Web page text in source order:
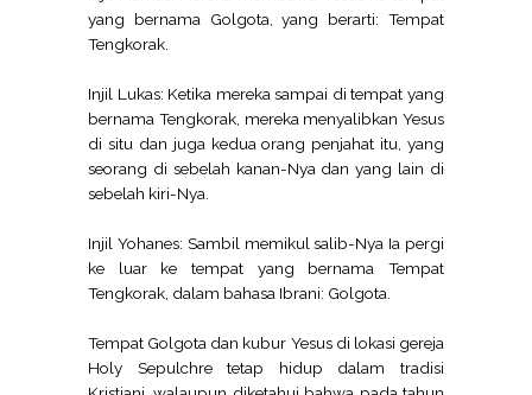
yang bernama Golgota, yang berarti: Tempat
Tengkorak.
Injil Lukas: Ketika mereka sampai di tempat yang
bernama Tengkorak, mereka menyalibkan Yesus
di situ dan juga kedua orang penjahat itu, yang
seorang di sebelah kanan-Nya dan yang lain di
sebelah kiri-Nya.
Injil Yohanes: Sambil memikul salib-Nya Ia pergi
ke luar ke tempat yang bernama Tempat
Tengkorak, dalam bahasa Ibrani: Golgota.
Tempat Golgota dan kubur Yesus di lokasi gereja
Holy Sepulchre tetap hidup dalam tradisi